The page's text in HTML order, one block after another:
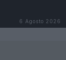
6 Agosto 2026